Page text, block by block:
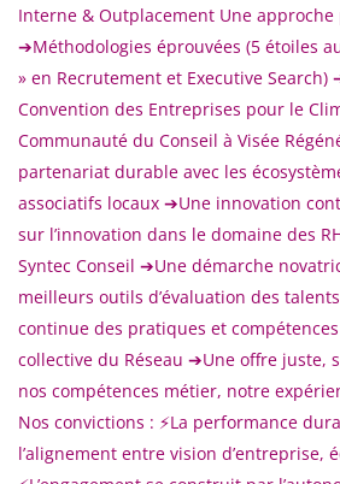
Interne & Outplacement Une
➔Méthodologies éprouvées (5 étoiles
» en Recrutement et Executive
Convention des Entreprises pour le
Communauté du Conseil à Visée
partenariat durable avec les
associatifs locaux ➔Une innovation
sur l’innovation dans le domaine des
Syntec Conseil ➔Une démarche
meilleurs outils d’évaluation des
continue des pratiques et
collective du Réseau ➔Une offre juste,
nos compétences métier, notre
Nos convictions : ⚡️La performance
l’alignement entre vision d’entreprise,